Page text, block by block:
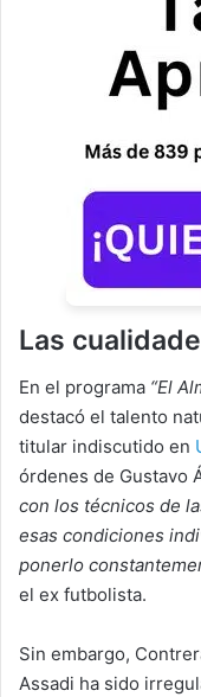
Las
En el programa “El
destacó el talento
titular indiscutido en
órdenes de Gustavo
con los técnicos de
esas condiciones
ponerlo
el ex futbolista.
Sin embargo,
Assadi ha sido